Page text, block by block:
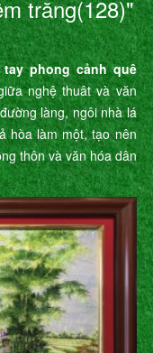
trăng(128)"
phong cảnh quê
nghệ thuât và văn
làng, ngôi nhà lá
hòa làm một, tạo nên
thôn và văn hóa dân